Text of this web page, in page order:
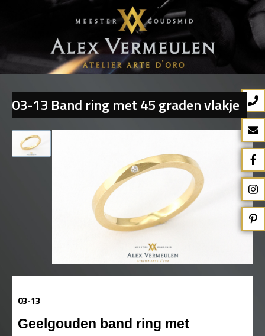
Terug naar overzicht
03-13 Band ring met 45 graden vlakje
03-13
Geelgouden band ring met